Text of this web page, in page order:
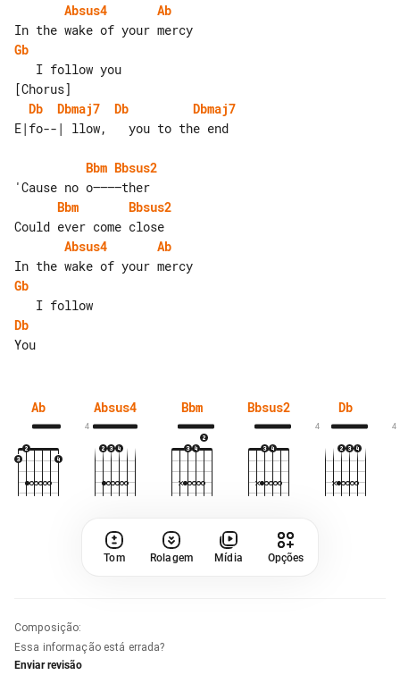
Absus4
Ab
Gb
[Chorus]
Db
Dbmaj7 Db
Dbmaj7
Bbm Bbsus2
Bbm
Bbsus2
Absus4
Ab
Gb
Db
Ab Absus4
4
Bbm Bbsus2 Db
4 4
Tom Rolagem Mídia Opções
Composição:
Essa informação está errada?
Enviar revisão